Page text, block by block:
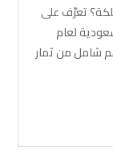
تعرّف على
لعام
شامل من ثمار